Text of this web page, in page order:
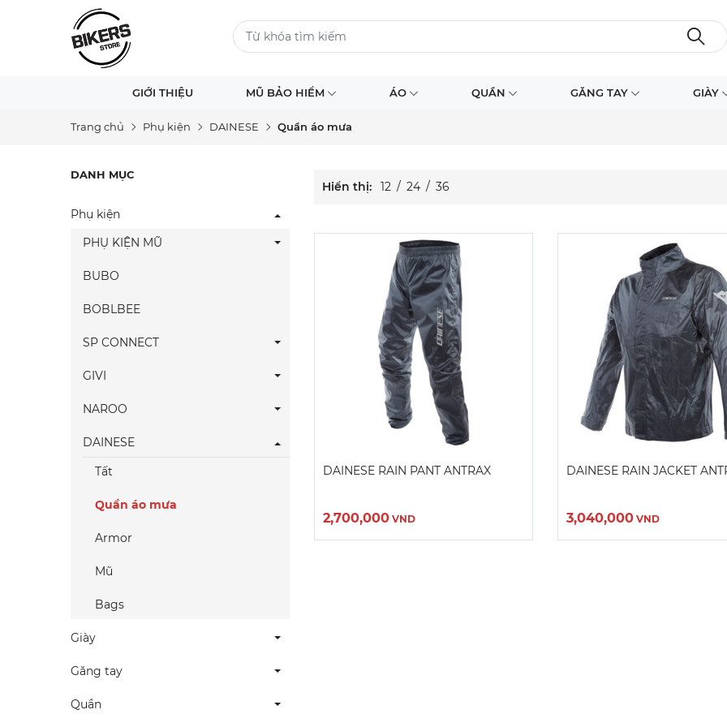
GIỚI THIỆU MŨ BẢO HIỂM ÁO QUẦN GĂNG TAY GIÀY
Trang chủ Phụ kiện DAINESE Quần áo mưa
DANH MỤC
Phụ kiện
PHỤ KIỆN MŨ
BUBO
BOBLBEE
SP CONNECT
GIVI
NAROO
DAINESE
Tất
Quần áo mưa
Armor
Mũ
Bags
Giày
Găng tay
Quần
Hiển thị: 12 / 24 / 36
Kích cỡ:
DAINESE RAIN PANT ANTRAX
2,700,000 VND
Màu sắc:
DAINESE RAIN JACKET
3,040,000 VND